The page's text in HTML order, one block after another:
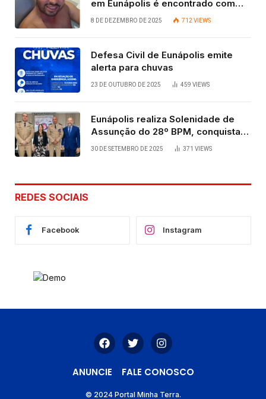
em Eunápolis é encontrado com
vida após quatro dias.
8 DE DEZEMBRO DE 2025 712 VIEWS
Defesa Civil de Eunápolis emite
alerta para chuvas
23 DE OUTUBRO DE 2025 459 VIEWS
Eunápolis realiza Solenidade de
Assunção do 28º BPM, conquista
viabilizada por articulação política
30 DE SETEMBRO DE 2025 371 VIEWS
REDES SOCIAIS
Facebook Instagram
ANUNCIE FALE CONOSCO
© 2024 Portal Minha Terra.